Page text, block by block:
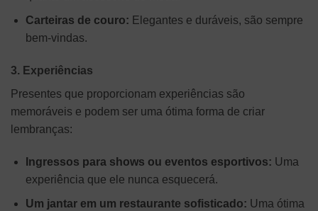
Carteiras de couro: Elegantes e duráveis, são sempre
bem-vindas.
3. Experiências
Presentes que proporcionam experiências são
memoráveis e podem ser uma ótima forma de criar
lembranças:
Ingressos para shows ou eventos esportivos: Uma
experiência que ele nunca esquecerá.
Um jantar em um restaurante sofisticado: Uma ótima